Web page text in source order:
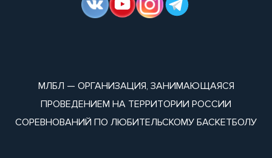
МЛБЛ — ОРГАНИЗАЦИЯ, ЗАНИМАЮЩАЯСЯ
ПРОВЕДЕНИЕМ НА ТЕРРИТОРИИ РОССИИ
СОРЕВНОВАНИЙ ПО ЛЮБИТЕЛЬСКОМУ БАСКЕТБОЛУ